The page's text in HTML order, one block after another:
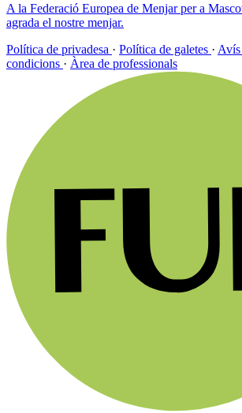
A la Federació Europea de Menjar per a
agrada el nostre menjar.
Política de privadesa · Política de galetes ·
condicions · Àrea de professionals